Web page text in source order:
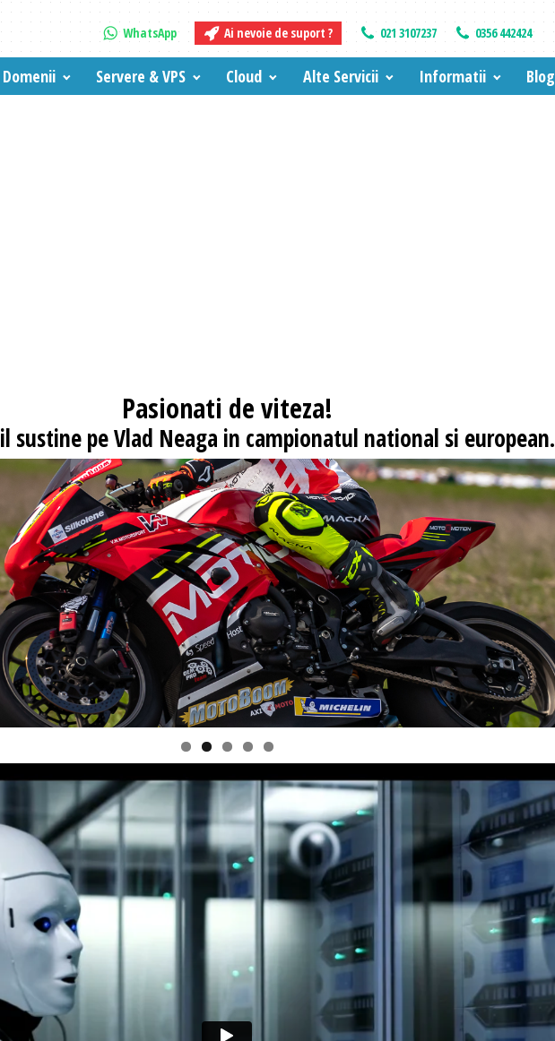
WhatsApp Ai nevoie de suport ? 021 3107237 0356 442424
Domenii Servere & VPS Cloud Alte Servicii Informatii Blog
Pasionati de viteza!
il sustine pe Vlad Neaga in campionatul national si european.